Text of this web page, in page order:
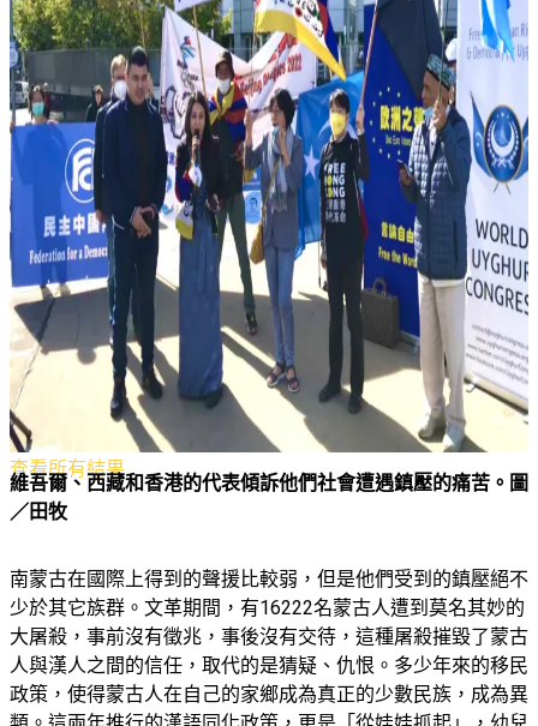
《零八憲章》對全球憲法改革辯論作出了重大
貢獻
上一個 下一個
展和牧師羅蘭德·庫納
《零八憲章》對全球憲法改革辯論作出了重大
貢獻
上一個 下一個
沒有結果
查看所有結果
維吾爾、西藏和香港的代表傾訴他們社會遭遇鎮壓的痛苦。圖
／田牧
南蒙古在國際上得到的聲援比較弱，但是他們受到的鎮壓絕不
少於其它族群。文革期間，有16222名蒙古人遭到莫名其妙的
大屠殺，事前沒有徵兆，事後沒有交待，這種屠殺摧毀了蒙古
人與漢人之間的信任，取代的是猜疑、仇恨。多少年來的移民
政策，使得蒙古人在自己的家鄉成為真正的少數民族，成為異